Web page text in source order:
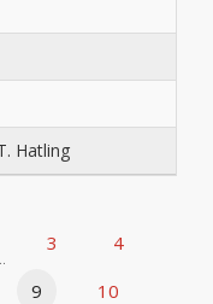
Hatling
3
4
9 10